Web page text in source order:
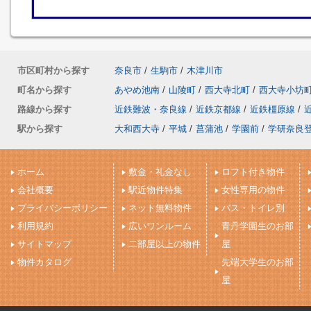
市区町村から探す 奈良市 / 生駒市 / 木津川市
町名から探す
あやめ池南 / 山陵町 / 西大寺北町 / 西大寺小坊
路線から探す
近鉄難波・奈良線 / 近鉄京都線 / 近鉄橿原線 /
駅から探す
大和西大寺 / 平城 / 菖蒲池 / 学園前 / 学研奈良
ホーム
会社概要
プライバシーポリシー
利用規約
サイトマップ
物件カタログ
敷金・礼金なし
駅近物件特集
ネット無料物件
広いワンルーム
二部屋以上の物件
ロフト付き物件
女性専用の物件
バス・トイレ別
青丹学園生のお部
屋
先端大学生のお部
屋